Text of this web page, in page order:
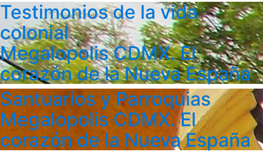
Testimonios de la vida
colonial
Megalopolis CDMX. El
corazón de la Nueva España
Santuarios y Parroquias
Megalopolis CDMX. El
corazón de la Nueva España